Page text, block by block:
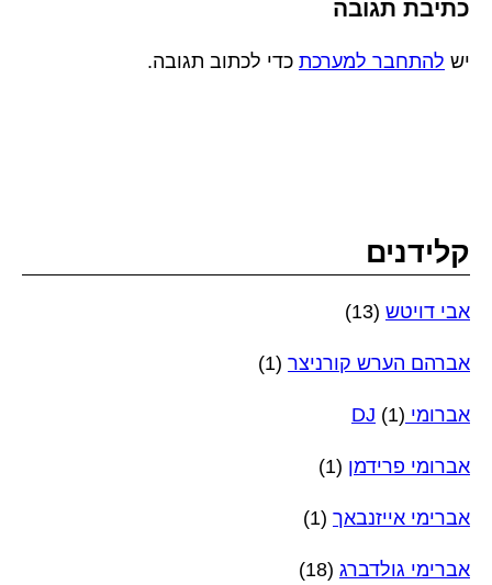
כתיבת תגובה
יש להתחבר למערכת כדי לכתוב תגובה.
קלידנים
אבי דויטש (13)
אברהם הערש קורניצר (1)
אברומי DJ (1)
אברומי פרידמן (1)
אברימי אייזנבאך (1)
אברימי גולדברג (18)